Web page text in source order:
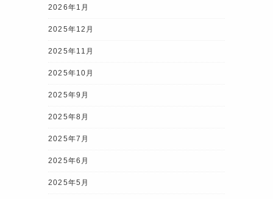
2026年1月
2025年12月
2025年11月
2025年10月
2025年9月
2025年8月
2025年7月
2025年6月
2025年5月